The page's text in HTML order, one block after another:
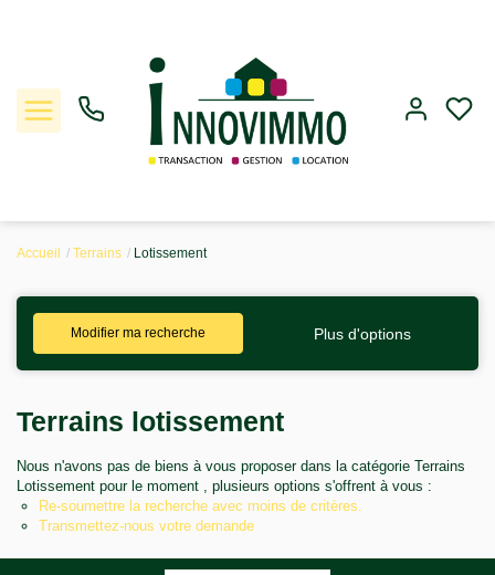
Locations
Gestion
Estimation
Notre agence
Accueil Terrains Lotissement
Modifier ma recherche Plus d'options
Terrains lotissement
Nous n'avons pas de biens à vous proposer dans la catégorie Terrains
Lotissement pour le moment , plusieurs options s'offrent à vous :
Re-soumettre la recherche avec moins de critères.
Transmettez-nous votre demande